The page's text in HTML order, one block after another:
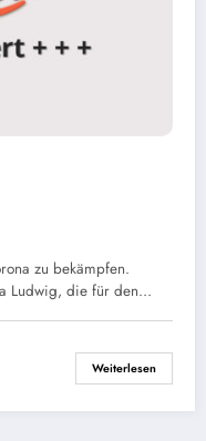
zu bekämpfen.
Ludwig, die für den…
Weiterlesen